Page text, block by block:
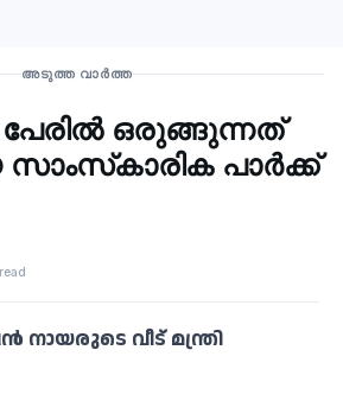
അടുത്ത വാർത്ത
പേരില്‍ ഒരുങ്ങുന്നത്
സാംസ്‌കാരിക പാര്‍ക്ക്
നായരുടെ വീട് മന്ത്രി